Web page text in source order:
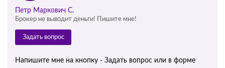
Петр Маркович С.
Брокер не выводит деньги! Пишите мне!
Задать вопрос
Напишите мне на кнопку - Задать вопрос или в форме